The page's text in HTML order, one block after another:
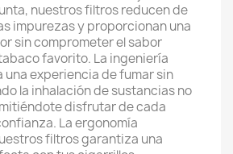
nuestros filtros reducen de
impurezas y proporcionan una
sin comprometer el sabor
favorito. La ingeniería
una experiencia de fumar sin
la inhalación de sustancias no
disfrutar de cada
La ergonomía
filtros garantiza una